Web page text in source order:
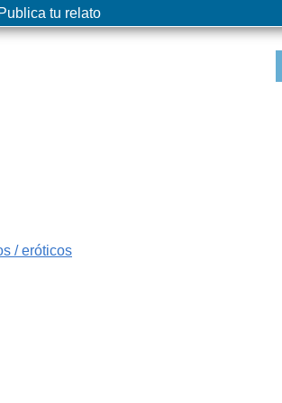
Publica tu relato
/ eróticos